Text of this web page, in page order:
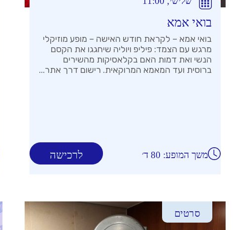
בואי אמא
בואי אמא – לקראת חודש האישה – מופע מוזיקלי
מרגש עם הצמד: פיליפ ויוליה שיחגגו את הקסם
הנשי ואת דמות האם בקלאסיקות מהשירים
ברוסית ועד המאמא המרוקאית. רישום דרך אתר...
לרכישה משך המופע: 80 ד׳
סרטים